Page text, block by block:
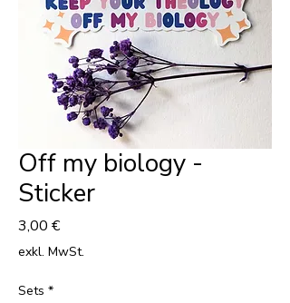
Off my biology -
Sticker
3,00 €Preis
exkl. MwSt.
Sets *